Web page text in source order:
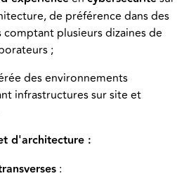
de préférence dans des
plusieurs dizaines de
;
des environnements
infrastructures sur site et
d'architecture :
: